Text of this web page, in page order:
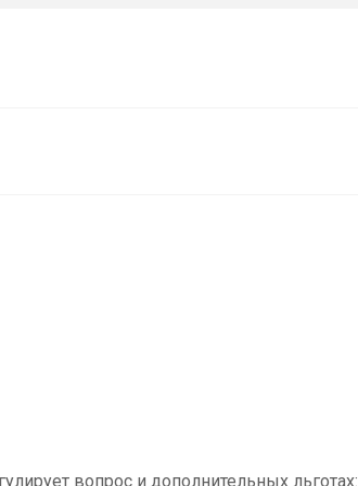
вопрос и дополнительных льготах: